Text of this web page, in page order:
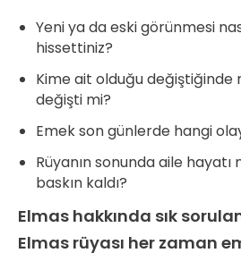
Yeni ya da eski görünmesi
hissettiniz?
Kime ait olduğu değiştiğinde
değişti mi?
Emek son günlerde hangi
Rüyanın sonunda aile hayatı
baskın kaldı?
Elmas hakkında sık
Elmas rüyası her zaman